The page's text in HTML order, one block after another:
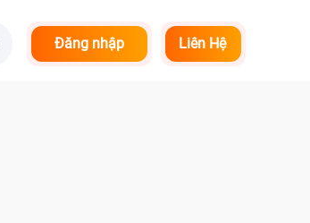
Liên Hệ
Đăng nhập